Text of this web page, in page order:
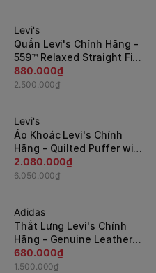
-65%
Levi's
Quần Levi's Chính Hãng -
559™ Relaxed Straight Fit
Men's Jeans - Màu Xanh |
JapanSport 00559-2765
880.000₫
2.500.000₫
-66%
Levi's
Áo Khoác Levi's Chính
Hãng - Quilted Puffer with
Sherpa Lined Hood - Màu
Camo | JapanSport
2.080.000₫
6.050.000₫
-55%
Adidas
Thắt Lưng Levi's Chính
Hãng - Genuine Leather
Reversible Belt - Màu
Đen/Nâu | JapanSport
680.000₫
1.500.000₫